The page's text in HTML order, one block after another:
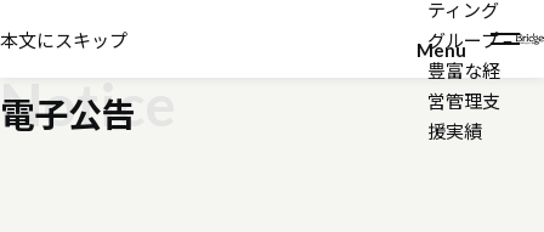
本文にスキップ
ティング
グループ –
豊富な経
営管理支
援実績
Menu
電子公告
Electronic Public
Notice